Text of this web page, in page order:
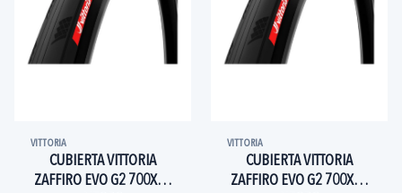
VITTORIA
CUBIERTA VITTORIA
ZAFFIRO EVO G2 700X25
VITTORIA
CUBIERTA VITTORIA
ZAFFIRO EVO G2 700X28